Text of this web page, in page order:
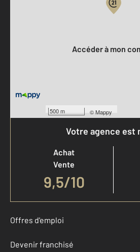
500 m ©Mappy
Accéder à mon
Votre agence est
Achat
Vente
9,5/10
Offres d'emploi
Devenir franchisé